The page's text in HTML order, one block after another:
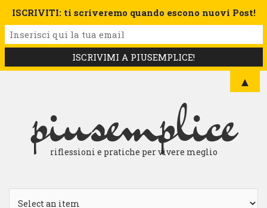
piusemplice
riflessioni e pratiche per vivere meglio
ISCRIVITI: ti scriveremo quando escono nuovi Post!
▲